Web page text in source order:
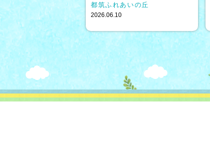
都筑ふれあいの丘
2026.06.10